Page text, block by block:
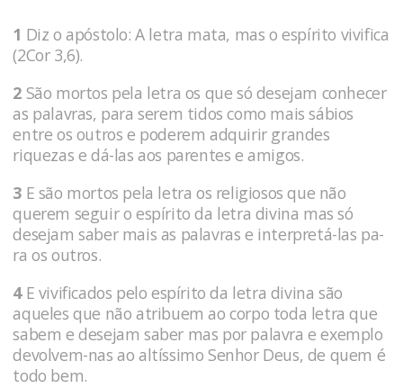
1 Diz o apóstolo: A letra mata, mas o espírito vivifica
(2Cor 3,6).
2 São mortos pela letra os que só desejam conhecer
as palavras, para serem tidos como mais sábios
entre os outros e pode­rem adqui­rir grandes
riquezas e dá-las aos parentes e amigos.
3 E são mortos pela letra os religiosos que não
querem seguir o espírito da letra di­vina mas só
desejam saber mais as palavras e interpretá-las pa­
ra os outros.
4E vivificados pelo espírito da letra divina são
aqueles que não atribuem ao corpo toda letra que
sabem e desejam saber mas por palavra e exemplo
devolvem-nas ao al­tíssimo Senhor Deus, de quem é
todo bem.